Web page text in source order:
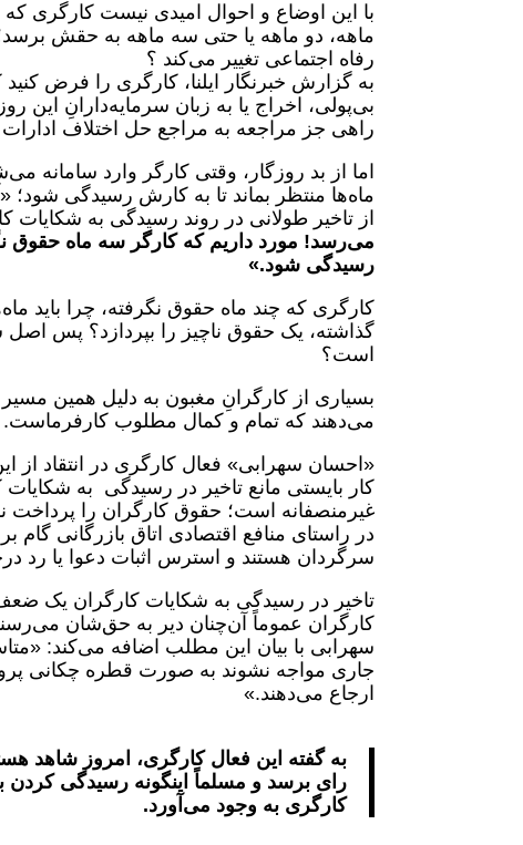
با این اوضاع و احوال امیدی نیست کارگری
ماهه، دو ماهه یا حتی سه ماهه به حقش برسد؛
رفاه اجتماعی تغییر می‌کند ؟
به گزارش خبرنگار ایلنا، کارگری را فرض
بی‌پولی، اخراج یا به زبان سرمایه‌دارانِ
راهی جز مراجعه به مراجع حل اختلاف
اما از بد روزگار، وقتی کارگر وارد سامانه
ماه‌ها منتظر بماند تا به کارش رسیدگی
از تاخیر طولانی در روند رسیدگی به شکایات
می‌رسد! مورد داریم که کارگر سه ماه حقوق
رسیدگی شود.»
کارگری که چند ماه حقوق نگرفته، چرا باید
گذاشته، یک حقوق ناچیز را بپردازد؟ پس
است؟
بسیاری از کارگرانِ مغبون به دلیل همین
می‌دهند که تمام و کمال مطلوب کارفرماست.
«احسان سهرابی» فعال کارگری در انتقاد از
کار بایستی مانع تاخیر در رسیدگی به شکایات
غیرمنصفانه است؛ حقوق کارگران را پرداخت
در راستای منافع اقتصادی اتاق بازرگانی گام
سرگردان هستند و استرس اثبات دعوا یا رد
تاخیر در رسیدگی به شکایات کارگران یک
کارگران عموماً آن‌چنان دیر به حق‌شان
سهرابی با بیان این مطلب اضافه می‌کند:
جاری مواجه نشوند به صورت قطره چکانی
ارجاع می‌دهند.»
رای برسد و مسلماً اینگونه رسیدگی کردن
کارگری به وجود می‌آورد.